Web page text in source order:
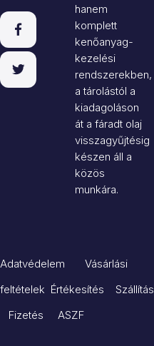
hanem
komplett
kenőanyag-
kezelési
rendszerekben,
a tárolástól a
kiadagoláson
át a fáradt olaj
visszagyűjtésig
készen áll a
közös
munkára.
Adatvédelem Vásárlási
feltételek Értékesítés Szállítás
Fizetés ASZF